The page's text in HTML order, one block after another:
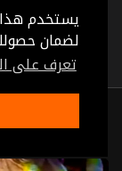
يستخدم هذا
لضمان
تعرف على
(0:01:06)
ذات صلة